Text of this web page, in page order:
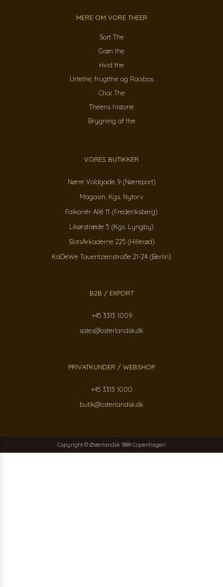
MERE OM VORE THEER
Sort The
Grøn the
Hvid the
Urtethe, frugtthe og Rooibos
Chai The
Theens historie
Brygning af the
VORES BUTIKKER
Nørre Voldgade 9 (Nørreport)
Magasin, Kgs. Nytorv
Falkonér Allé 11 (Frederiksberg)
Likørstræde 5 (Kgs. Lyngby)
SlotsArkaderne 225 (Hillerød)
KaDeWe Tauentzienstraße 21-24 (Berlin)
B2B / EXPORT
+45 3313 1009
sales@osterlandsk.dk
PRIVATKUNDER / WEBSHOP
+45 3313 1000
butik@osterlandsk.dk
Copyright © Østerlandsk 1889 Copenhagen